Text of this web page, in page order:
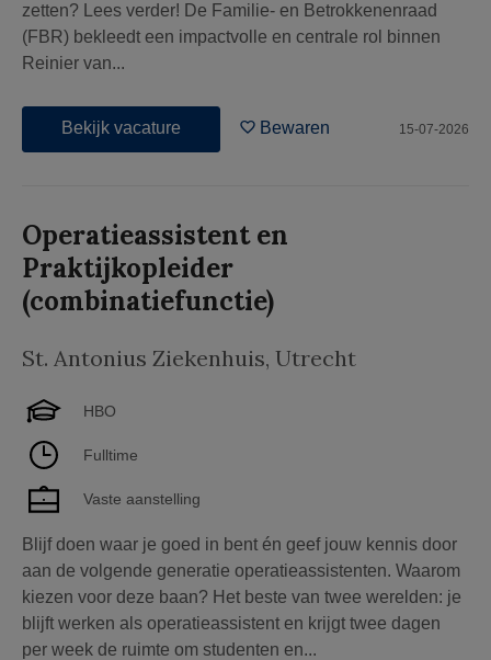
zetten? Lees verder! De Familie- en Betrokkenenraad
(FBR) bekleedt een impactvolle en centrale rol binnen
Reinier van...
Bekijk vacature Bewaren 15-07-2026
Operatieassistent en
Praktijkopleider
(combinatiefunctie)
St. Antonius Ziekenhuis, Utrecht
HBO
Fulltime
Vaste aanstelling
Blijf doen waar je goed in bent én geef jouw kennis door
aan de volgende generatie operatieassistenten. Waarom
kiezen voor deze baan? Het beste van twee werelden: je
blijft werken als operatieassistent en krijgt twee dagen
per week de ruimte om studenten en...